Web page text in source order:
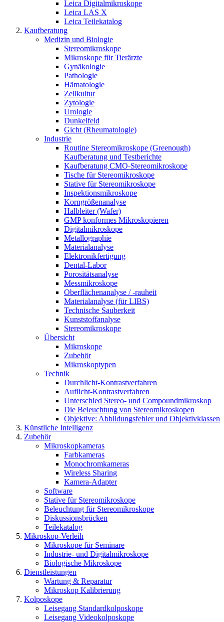
Leica Digitalmikroskope
Leica LAS X
Leica Teilekatalog
Kaufberatung
Medizin und Biologie
Stereomikroskope
Mikroskope für Tierärzte
Gynäkologie
Pathologie
Hämatologie
Zellkultur
Zytologie
Urologie
Dunkelfeld
Gicht (Rheumatologie)
Industrie
Routine Stereomikroskope (Greenough)
Kaufberatung und Testberichte
Kaufberatung CMO-Stereomikroskope
Tische für Stereomikroskope
Stative für Stereomikroskope
Inspektionsmikroskope
Korngrößenanalyse
Halbleiter (Wafer)
GMP konformes Mikroskopieren
Digitalmikroskope
Metallographie
Materialanalyse
Elektronikfertigung
Dental-Labor
Porositätsanalyse
Messmikroskope
Oberflächenanalyse / -rauheit
Materialanalyse (für LIBS)
Technische Sauberkeit
Kunststoffanalyse
Stereomikroskope
Übersicht
Mikroskope
Zubehör
Mikroskoptypen
Technik
Durchlicht-Kontrastverfahren
Auflicht-Kontrastverfahren
Unterschied Stereo- und Compoundmikroskop
Die Beleuchtung von Stereomikroskopen
Objektive: Abbildungsfehler und Objektivklassen
Künstliche Intelligenz
Zubehör
Mikroskopkameras
Farbkameras
Monochromkameras
Wireless Sharing
Kamera-Adapter
Software
Stative für Stereomikroskope
Beleuchtung für Stereomikroskope
Diskussionsbrücken
Teilekatalog
Mikroskop-Verleih
Mikroskope für Seminare
Industrie- und Digitalmikroskope
Biologische Mikroskope
Dienstleistungen
Wartung & Reparatur
Mikroskop Kalibrierung
Kolposkope
Leisegang Standardkolposkope
Leisegang Videokolposkope